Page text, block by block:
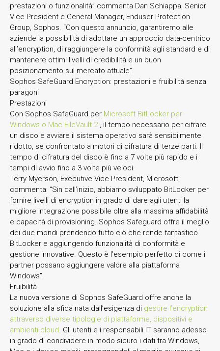
prestazioni o funzionalità” commenta Dan Schiappa, Senior
Vice President e General Manager, Enduser Protection
Group, Sophos. “Con questo annuncio, garantiremo alle
aziende la possibilità di adottare un approccio data-centrico
all’encryption, di raggiungere la conformità agli standard e di
mantenere ottimi livelli di credibilità e un buon
posizionamento sul mercato attuale”.
Sophos SafeGuard Encryption: prestazioni e fruibilità senza
paragoni
Prestazioni
Con Sophos SafeGuard per Microsoft BitLocker per
Windows o Mac FileVault 2, il tempo necessario per cifrare
un disco e avviare il sistema operativo sarà sensibilmente
ridotto, se confrontato a motori di cifratura di terze parti. Il
tempo di cifratura del disco è fino a 7 volte più rapido e i
tempi di avvio fino a 3 volte più veloci.
Terry Myerson, Executive Vice President, Microsoft,
commenta: “Sin dall’inizio, abbiamo sviluppato BitLocker per
fornire livelli di encryption in grado di dare agli utenti la
migliore integrazione possibile oltre alla massima affidabilità
e capacità di provisioning. Sophos Safeguard offre il meglio
dei due mondi prendendo tutto ciò che rende fantastico
BitLocker e aggiungendo funzionalità di conformità e
gestione innovative. Questo è l’esempio perfetto di come i
partner possano aggiungere valore alla piattaforma
Windows”.
Fruibilità
La nuova versione di Sophos SafeGuard offre anche la
soluzione alla sfida nata dall’esigenza di gestire l’encryption
attraverso diverse tipologie di piattaforme, dispositivi e
ambienti cloud. Gli utenti e i responsabili IT saranno adesso
in grado di condividere in modo sicuro i dati tra Windows,